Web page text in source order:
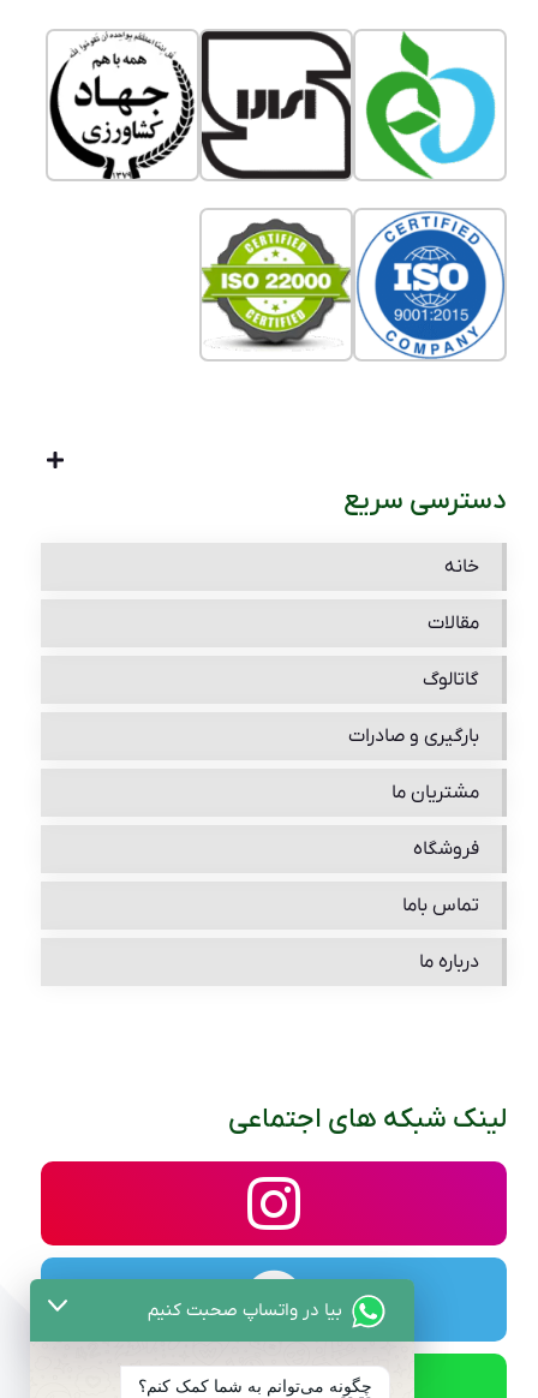
دسترسی سریع
خانه
مقالات
گاتالوگ
بارگیری و صادرات
مشتریان ما
فروشگاه
تماس باما
درباره ما
لینک شبکه های اجتماعی
بیا در واتساپ صحبت کنیم
چگونه می‌توانم به شما کمک کنم؟